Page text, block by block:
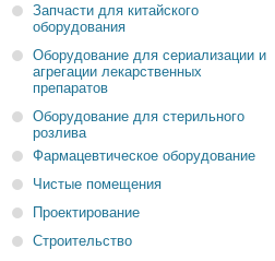
Запчасти для китайского
оборудования
Оборудование для сериализации и
агрегации лекарственных
препаратов
Оборудование для стерильного
розлива
Фармацевтическое оборудование
Чистые помещения
Проектирование
Строительство